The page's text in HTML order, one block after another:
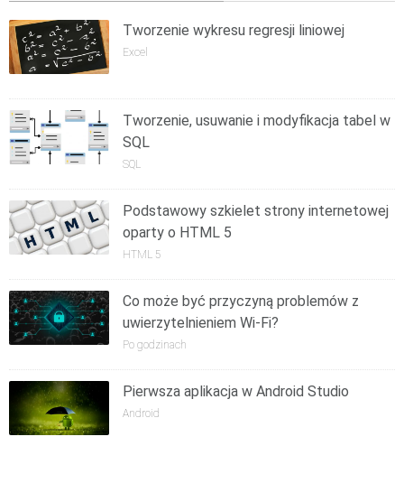
Tworzenie wykresu regresji liniowej
Excel
Tworzenie, usuwanie i modyfikacja tabel w
SQL
SQL
Podstawowy szkielet strony internetowej
oparty o HTML 5
HTML 5
Co może być przyczyną problemów z
uwierzytelnieniem Wi-Fi?
Po godzinach
Pierwsza aplikacja w Android Studio
Android